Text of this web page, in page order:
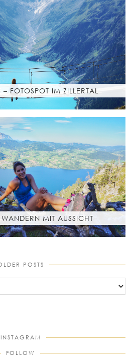
– FOTOSPOT IM ZILLERTAL
MIT AUSSICHT
POSTS
INSTAGRAM
FOLLOW